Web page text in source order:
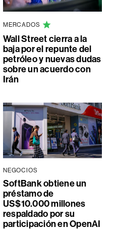
MERCADOS
Wall Street cierra a la
baja por el repunte del
petróleo y nuevas dudas
sobre un acuerdo con
Irán
NEGOCIOS
SoftBank obtiene un
préstamo de
US$10.000 millones
respaldado por su
participación en OpenAI